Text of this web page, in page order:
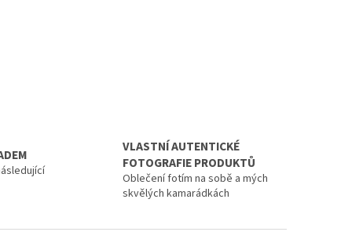
VLASTNÍ AUTENTICKÉ
FOTOGRAFIE PRODUKTŮ
Oblečení fotím na sobě a mých
skvělých kamarádkách